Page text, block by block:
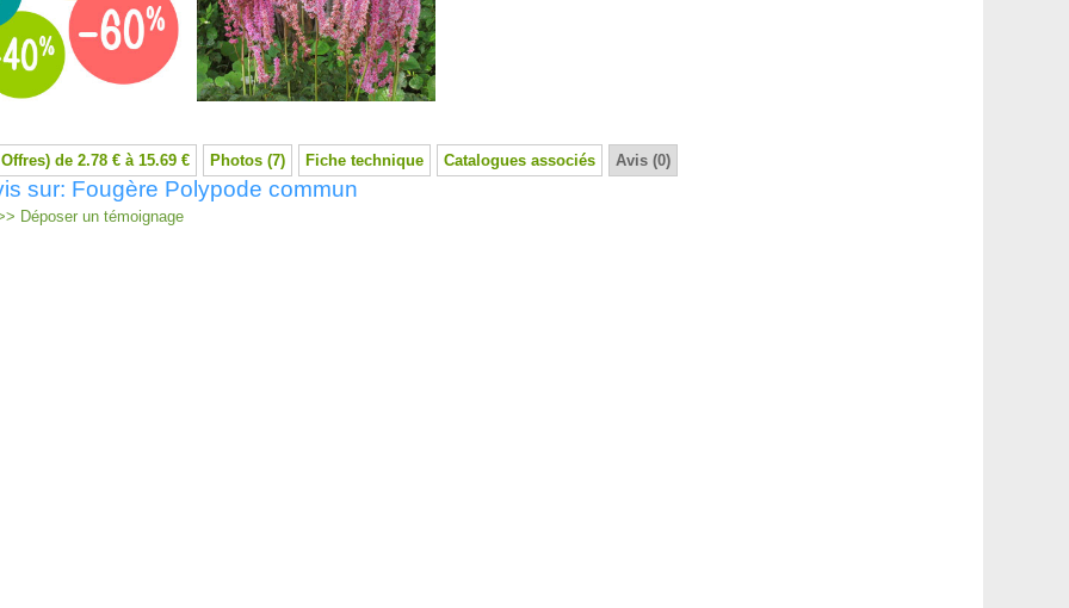
de 2.78 € à 15.69 € Photos (7) Fiche technique Catalogues associés Avis (0)
sur: Fougère Polypode commun
Déposer un témoignage